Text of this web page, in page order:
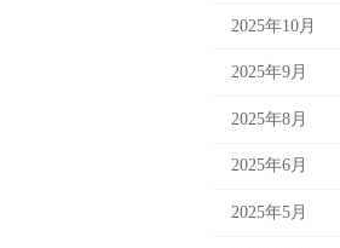
2025年10月
2025年9月
2025年8月
2025年6月
2025年5月